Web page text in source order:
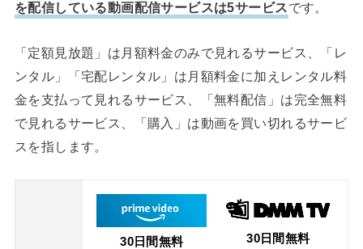
を配信している動画配信サービスは5サービスです。
「定額見放題」は月額料金のみで見れるサービス、「レ
ンタル」「宅配レンタル」は月額料金に加えレンタル料
金を支払って見れるサービス、「無料配信」は完全無料
で見れるサービス、「購入」は動画を買い切れるサービ
スを指します。
30日間無料 30日間無料